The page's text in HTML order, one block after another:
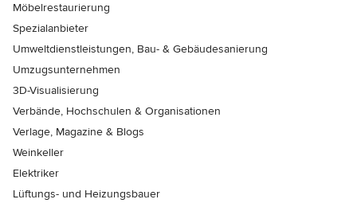
Möbelrestaurierung
Spezialanbieter
Umweltdienstleistungen, Bau- & Gebäudesanierung
Umzugsunternehmen
3D-Visualisierung
Verbände, Hochschulen & Organisationen
Verlage, Magazine & Blogs
Weinkeller
Elektriker
Lüftungs- und Heizungsbauer